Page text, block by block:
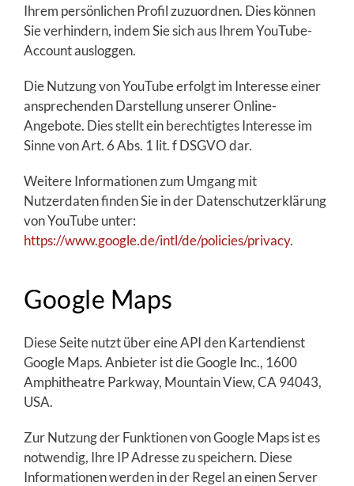
Ihrem persönlichen Profil zuzuordnen. Dies können
Sie verhindern, indem Sie sich aus Ihrem YouTube-
Account ausloggen.
Die Nutzung von YouTube erfolgt im Interesse einer
ansprechenden Darstellung unserer Online-
Angebote. Dies stellt ein berechtigtes Interesse im
Sinne von Art. 6 Abs. 1 lit. f DSGVO dar.
Weitere Informationen zum Umgang mit
Nutzerdaten finden Sie in der Datenschutzerklärung
von YouTube unter:
https://www.google.de/intl/de/policies/privacy.
Google Maps
Diese Seite nutzt über eine API den Kartendienst
Google Maps. Anbieter ist die Google Inc., 1600
Amphitheatre Parkway, Mountain View, CA 94043,
USA.
Zur Nutzung der Funktionen von Google Maps ist es
notwendig, Ihre IP Adresse zu speichern. Diese
Informationen werden in der Regel an einen Server